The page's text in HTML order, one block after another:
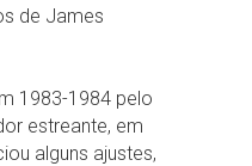
de James
1983-1984 pelo
estreante, em
alguns ajustes,